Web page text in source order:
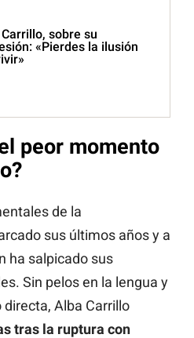
sobre su
«Pierdes la ilusión
peor momento
de la
sus últimos años y a
ha salpicado sus
Sin pelos en la lengua y
Alba Carrillo
tras la ruptura con